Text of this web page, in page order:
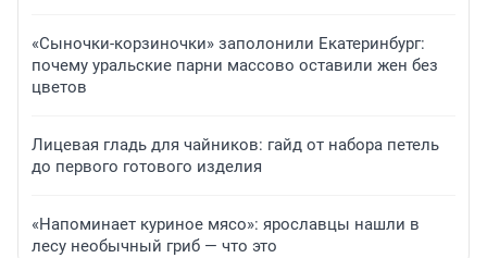
«Сыночки-корзиночки» заполонили Екатеринбург:
почему уральские парни массово оставили жен без
цветов
Лицевая гладь для чайников: гайд от набора петель
до первого готового изделия
«Напоминает куриное мясо»: ярославцы нашли в
лесу необычный гриб — что это